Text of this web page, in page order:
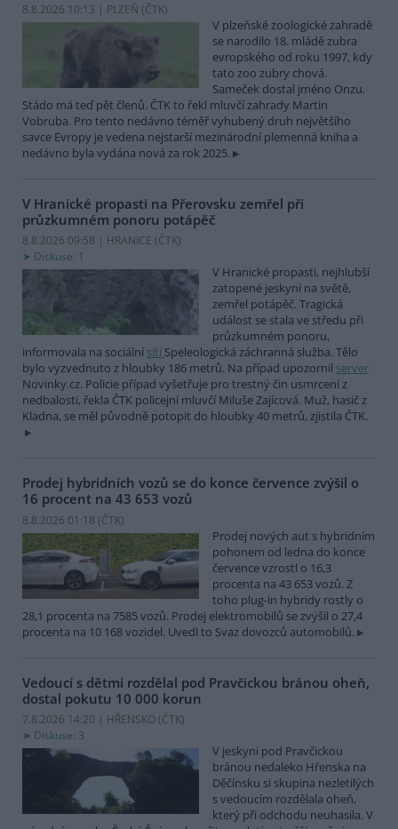
8.8.2026 10:13 | PLZEŇ (ČTK)
V plzeňské zoologické zahradě
se narodilo 18. mládě zubra
evropského od roku 1997, kdy
tato zoo zubry chová.
Sameček dostal jméno Onzu.
Stádo má teď pět členů. ČTK to řekl mluvčí zahrady Martin
Vobruba. Pro tento nedávno téměř vyhubený druh největšího
savce Evropy je vedena nejstarší mezinárodní plemenná kniha a
nedávno byla vydána nová za rok 2025.
V Hranické propasti na Přerovsku zemřel při
průzkumném ponoru potápěč
8.8.2026 09:58 | HRANICE (ČTK)
Diskuse: 1
V Hranické propasti, nejhlubší
zatopené jeskyni na světě,
zemřel potápěč. Tragická
událost se stala ve středu při
průzkumném ponoru,
informovala na sociální síti Speleologická záchranná služba. Tělo
bylo vyzvednuto z hloubky 186 metrů. Na případ upozornil server
Novinky.cz. Policie případ vyšetřuje pro trestný čin usmrcení z
nedbalosti, řekla ČTK policejní mluvčí Miluše Zajícová. Muž, hasič z
Kladna, se měl původně potopit do hloubky 40 metrů, zjistila ČTK.
Prodej hybridních vozů se do konce července zvýšil o
16 procent na 43 653 vozů
8.8.2026 01:18 (ČTK)
Prodej nových aut s hybridním
pohonem od ledna do konce
července vzrostl o 16,3
procenta na 43 653 vozů. Z
toho plug-in hybridy rostly o
28,1 procenta na 7585 vozů. Prodej elektromobilů se zvýšil o 27,4
procenta na 10 168 vozidel. Uvedl to Svaz dovozců automobilů.
Vedoucí s dětmi rozdělal pod Pravčickou bránou oheň,
dostal pokutu 10 000 korun
7.8.2026 14:20 | HŘENSKO (ČTK)
Diskuse: 3
V jeskyni pod Pravčickou
bránou nedaleko Hřenska na
Děčínsku si skupina nezletilých
s vedoucím rozdělala oheň,
který při odchodu neuhasila. V